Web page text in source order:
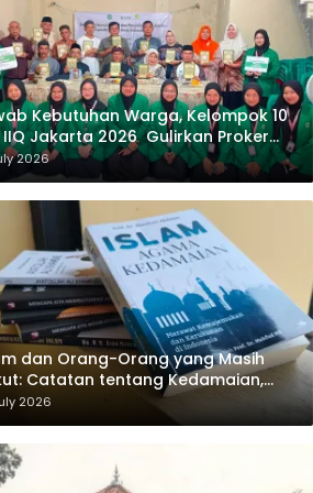
Kebutuhan Warga, Kelompok 10
IIQ Jakarta 2026 Gulirkan Proker
Al-Qur’an di Sukamanah
2026
dan Orang-Orang yang Masih
Catatan tentang Kedamaian,
dan Negara dalam
Masykuri Abdillah
2026